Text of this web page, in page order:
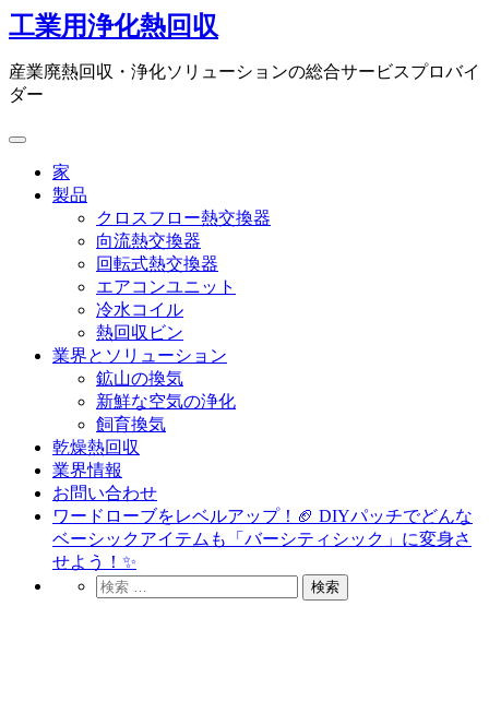
コ
ン
テ
ン
ツ
に
工業用浄化熱回収
産業廃熱回収・浄化ソリューションの総合サービスプロバイ
ダー
家
製品
クロスフロー熱交換器
向流熱交換器
回転式熱交換器
エアコンユニット
冷水コイル
熱回収ビン
業界とソリューション
鉱山の換気
新鮮な空気の浄化
飼育換気
乾燥熱回収
業界情報
お問い合わせ
ワードローブをレベルアップ！🏈 DIYパッチでどんな
ベーシックアイテムも「バーシティシック」に変身さ
せよう！✨